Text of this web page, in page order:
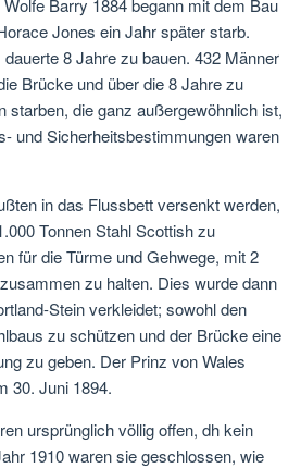
Jones ein Jahr später starb.
8 Jahre zu bauen. 432 Männer
Brücke und über die 8 Jahre zu
starben, die ganz außergewöhnlich ist,
und Sicherheitsbestimmungen waren
in das Flussbett versenkt werden,
Tonnen Stahl Scottish zu
für die Türme und Gehwege, mit 2
zu halten. Dies wurde dann
Stein verkleidet; sowohl den
zu schützen und der Brücke eine
zu geben. Der Prinz von Wales
30. Juni 1894.
ursprünglich völlig offen, dh kein
1910 waren sie geschlossen, wie